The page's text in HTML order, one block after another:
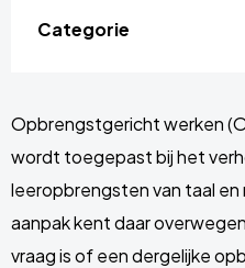
Categorie
Opbrengstgericht werken
wordt toegepast bij het
leeropbrengsten van taal
aanpak kent daar
vraag is of een dergelijke